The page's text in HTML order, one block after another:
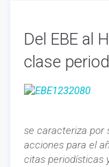
Del EBE al
clase
se caracteriza por
acciones para el
citas periodísticas